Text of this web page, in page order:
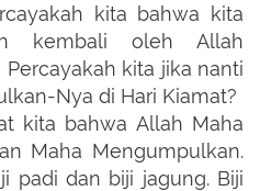
kita bahwa kita
kembali oleh Allah
kita jika nanti
Nya di Hari Kiamat?
kita bahwa Allah Maha
Maha Mengumpulkan.
padi dan biji jagung. Biji